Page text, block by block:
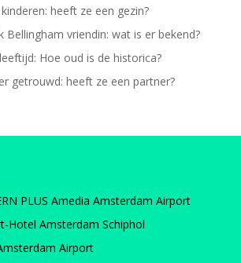
heeft ze een gezin?
Bellingham vriendin: wat is er bekend?
Hoe oud is de historica?
getrouwd: heeft ze een partner?
PLUS Amedia Amsterdam Airport
Hotel Amsterdam Schiphol
Airport